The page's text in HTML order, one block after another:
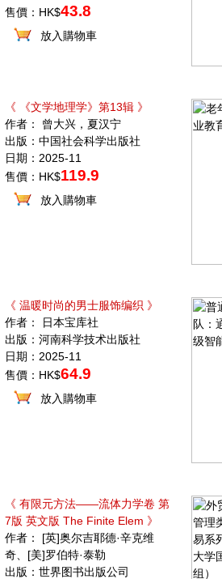
售價：HK$43.8
放入購物車
《 《文学地理学》第13辑 》
作者： 曾大兴，夏汉宁
出版：中国社会科学出版社
日期：2025-11
售價：HK$119.9
放入購物車
《 温暖时尚的男士服饰编织 》
作者： 日本宝库社
出版：河南科学技术出版社
日期：2025-11
售價：HK$64.9
放入購物車
《 有限元方法——流体力学卷 第
7版 英文版 The Finite Elem 》
作者： [英]奥尔吉耶德·辛克维
奇、[美]罗伯特·泰勒
出版：世界图书出版公司